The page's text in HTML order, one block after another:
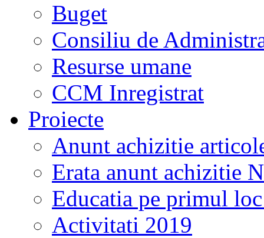
Buget
Consiliu de
Resurse umane
CCM Inregistrat
Proiecte
Anunt achizitie
Erata anunt achizitie
Educatia pe primul
Activitati 2019